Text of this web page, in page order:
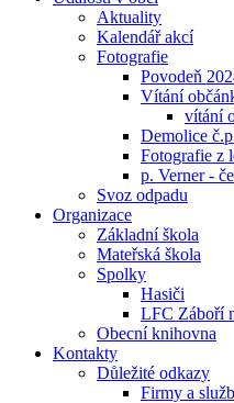
Aktuality
Kalendář akcí
Fotografie
Povodeň
Vítání
vítání
Demolice
Fotografie z
p. Verner -
Svoz odpadu
Organizace
Základní škola
Mateřská škola
Spolky
Hasiči
LFC Záboří
Obecní knihovna
Kontakty
Důležité odkazy
Firmy a